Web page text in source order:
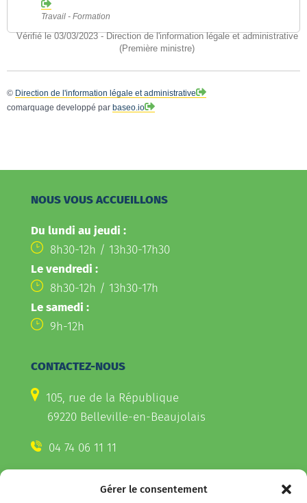
Gérer le consentement
Vérifié le 03/03/2023 - Direction de l'information légale et administrative
(Première ministre)
Travail - Formation
© Direction de l'information légale et administrative
comarquage developpé par baseo.io
NOUS VOUS ACCUEILLONS
Du lundi au jeudi :
8h30-12h / 13h30-17h30
Le vendredi :
8h30-12h / 13h30-17h
Le samedi :
9h-12h
CONTACTEZ-NOUS
105, rue de la République
69220 Belleville-en-Beaujolais
04 74 06 11 11
CONTACTEZ-NOUS